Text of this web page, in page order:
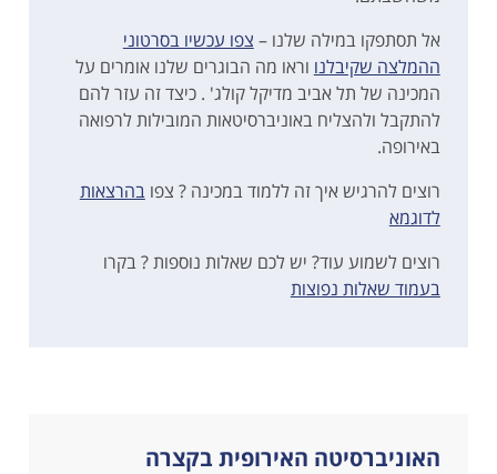
אל תסתפקו במילה שלנו – צפו עכשיו בסרטוני
ההמלצה שקיבלנו וראו מה הבוגרים שלנו אומרים על
המכינה של תל אביב מדיקל קולג' . כיצד זה עזר להם
להתקבל ולהצליח באוניברסיטאות המובילות לרפואה
באירופה.
רוצים להרגיש איך זה ללמוד במכינה ? צפובהרצאות
לדוגמא
רוצים לשמוע עוד? יש לכם שאלות נוספות ? בקרו
בעמוד שאלות נפוצות
האוניברסיטה האירופית בקצרה